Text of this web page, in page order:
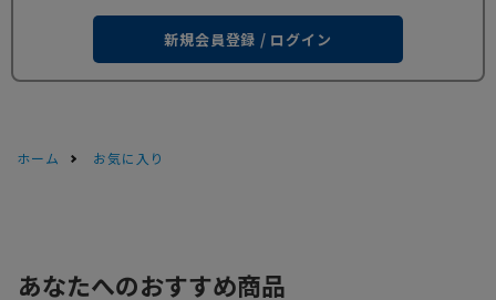
新規会員登録 / ログイン
ホーム お気に入り